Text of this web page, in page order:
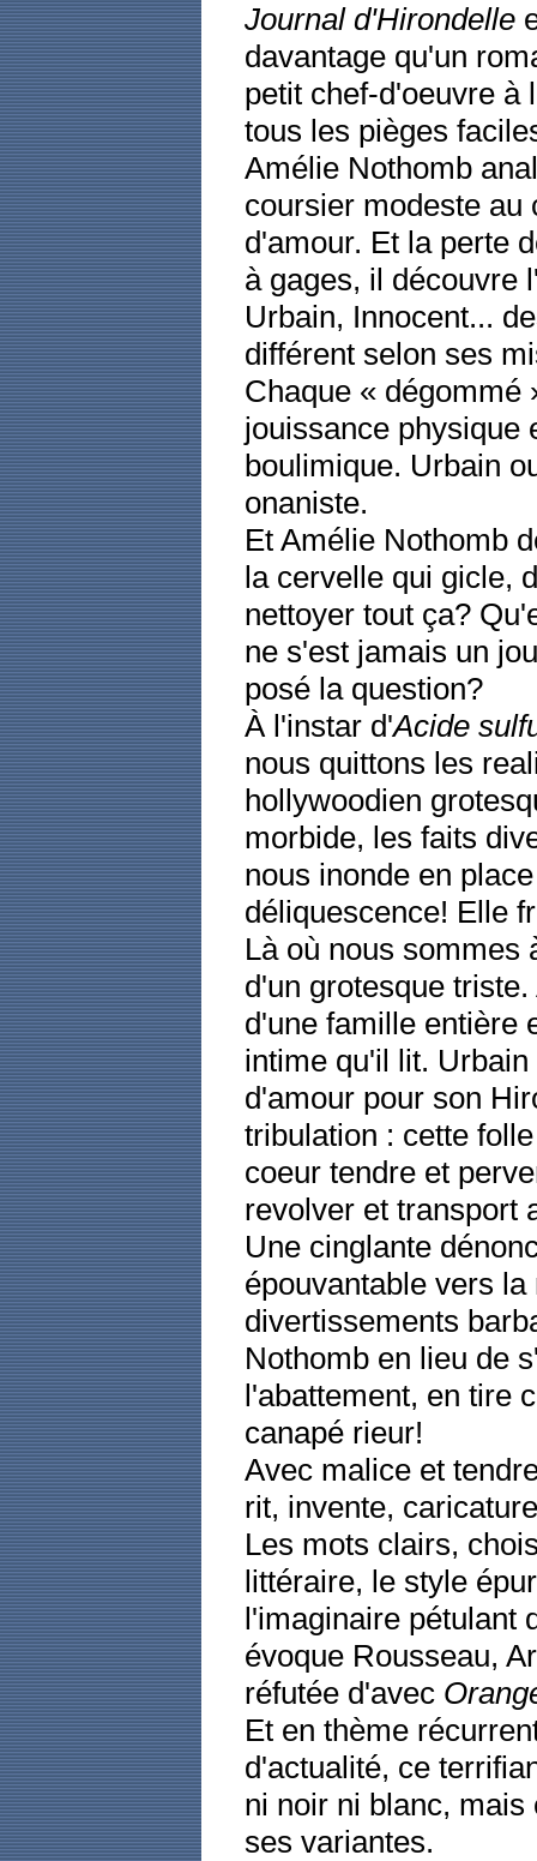
Journal d'Hirondelle
davantage qu'un
petit chef-d'oeuvre à
tous les pièges
Amélie Nothomb
coursier modeste au
d'amour. Et la perte
à gages, il découvre
Urbain, Innocent...
différent selon ses
Chaque « dégommé
jouissance physique
boulimique. Urbain
onaniste.
Et Amélie Nothomb
la cervelle qui gicle,
nettoyer tout ça?
ne s'est jamais un
posé la question?
À l'instar d'Acide
nous quittons les
hollywoodien
morbide, les faits
nous inonde en
déliquescence! Elle
Là où nous sommes
d'un grotesque
d'une famille entière
intime qu'il lit.
d'amour pour son
tribulation : cette
coeur tendre et
revolver et transport
Une cinglante
épouvantable vers
divertissements
Nothomb en lieu de
l'abattement, en tire
canapé rieur!
Avec malice et
rit, invente,
Les mots clairs,
littéraire, le style
l'imaginaire pétulant
évoque Rousseau,
réfutée d'avec
Et en thème
d'actualité, ce
ni noir ni blanc,
ses variantes.